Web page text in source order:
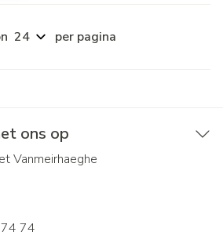
per pagina
ons op
Vanmeirhaeghe
74